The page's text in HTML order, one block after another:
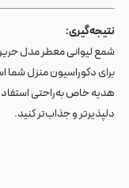
نتیجه‌گیری:
شمع لیوانی معطر مدل
برای دکوراسیون منزل شما
هدیه خاص به‌راحتی
دلپذیرتر و جذاب‌تر کنید.